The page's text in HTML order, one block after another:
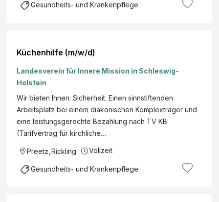
Gesundheits- und Krankenpflege
Küchenhilfe (m/w/d)
Landesverein für Innere Mission in Schleswig-
Holstein
Wir bieten Ihnen: Sicherheit: Einen sinnstiftenden
Arbeitsplatz bei einem diakonischen Komplexträger und
eine leistungsgerechte Bezahlung nach TV KB
(Tarifvertrag für kirchliche…
Preetz Rickling Vollzeit
Gesundheits- und Krankenpflege